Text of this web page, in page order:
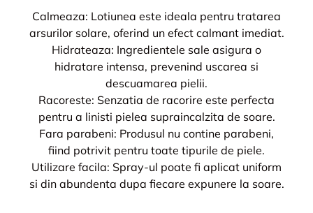
Calmeaza: Lotiunea este ideala pentru tratarea
arsurilor solare, oferind un efect calmant imediat.
Hidrateaza: Ingredientele sale asigura o
hidratare intensa, prevenind uscarea si
descuamarea pielii.
Racoreste: Senzatia de racorire este perfecta
pentru a linisti pielea supraincalzita de soare.
Fara parabeni: Produsul nu contine parabeni,
fiind potrivit pentru toate tipurile de piele.
Utilizare facila: Spray-ul poate fi aplicat uniform
si din abundenta dupa fiecare expunere la soare.